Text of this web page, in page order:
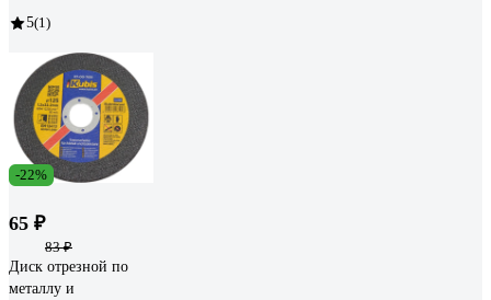
5(1)
-22%
65 ₽
83 ₽
Диск отрезной по
металлу и